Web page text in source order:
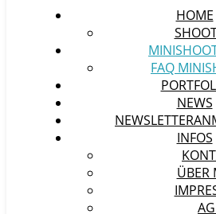
HOME
FAQ
NEWS
INFOS
ÜBER